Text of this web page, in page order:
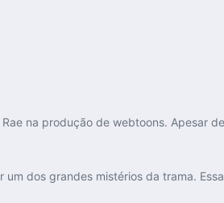
na produção de webtoons. Apesar
dos grandes mistérios da trama.